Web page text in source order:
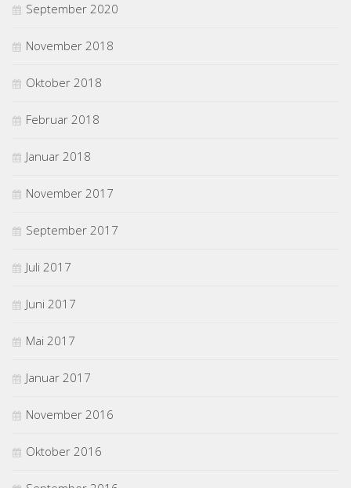
September 2020
November 2018
Oktober 2018
Februar 2018
Januar 2018
November 2017
September 2017
Juli 2017
Juni 2017
Mai 2017
Januar 2017
November 2016
Oktober 2016